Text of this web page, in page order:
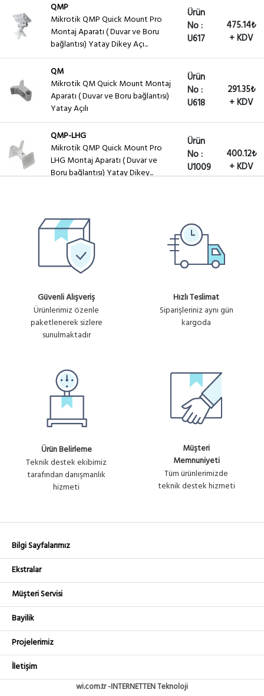
QMP
Mikrotik QMP Quick Mount Pro
Montaj Aparatı ( Duvar ve Boru
bağlantısı) Yatay Dikey Açı...
Ürün
No :
U617
475.14₺
+ KDV
QM
Mikrotik QM Quick Mount Montaj
Aparatı ( Duvar ve Boru bağlantısı)
Yatay Açılı
Ürün
No :
U618
291.35₺
+ KDV
QMP-LHG
Mikrotik QMP Quick Mount Pro
LHG Montaj Aparatı ( Duvar ve
Boru bağlantısı) Yatay Dikey...
Ürün
No :
U1009
400.12₺
+ KDV
KITI
U1044
Güvenli Alışveriş
Ürünlerimiz özenle
paketlenerek sizlere
sunulmaktadır
Hızlı Teslimat
Siparişleriniz aynı gün
kargoda
Ürün Belirleme
Teknik destek ekibimiz
tarafından danışmanlık
hizmeti
Müşteri
Memnuniyeti
Tüm ürünlerimizde
teknik destek hizmeti
Bilgi Sayfalarımız
Ekstralar
Müşteri Servisi
Bayilik
Projelerimiz
İletişim
wi.com.tr -INTERNETTEN Teknoloji